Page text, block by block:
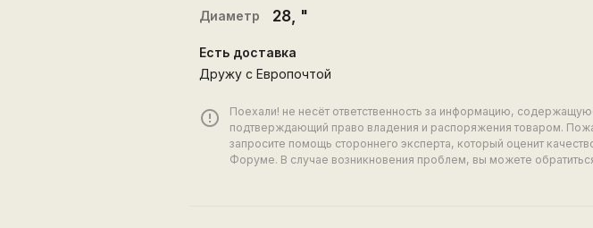
Диаметр 28, "
Есть доставка
Дружу с Европочтой
error_outline
Поехали! не несёт ответственность за информацию,
подтверждающий право владения и распоряжения товаром.
запросите помощь стороннего эксперта, который оценит
Форуме. В случае возникновения проблем, вы можете